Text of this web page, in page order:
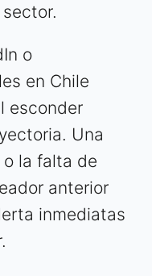
o
en Chile
esconder
Una
la falta de
anterior
inmediatas